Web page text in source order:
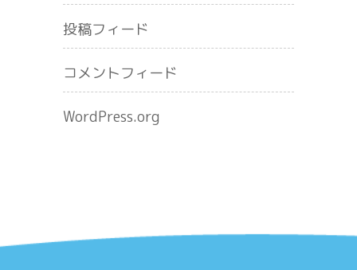
投稿フィード
コメントフィード
WordPress.org